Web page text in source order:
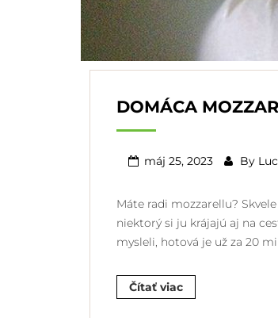
DOMÁCA
máj 25, 2023 By
Máte radi mozzarellu?
niektorý si ju krájajú aj na
mysleli, hotová je už za 20
Čítať viac